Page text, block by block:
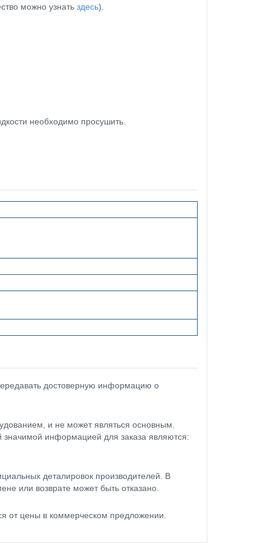
можно узнать здесь).
необходимо просушить.
достоверную информацию о
и не может являться основным.
значимой информацией для заказа являются:
деталировок производителей. В
или возврате может быть отказано.
от цены в коммерческом предложении.